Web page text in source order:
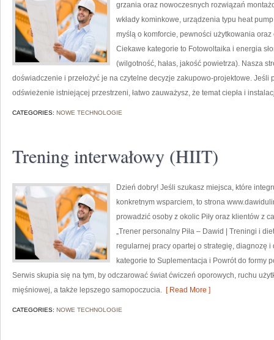
grzania oraz nowoczesnych rozwiązań
wkłady kominkowe, urządzenia typu heat
myślą o komforcie, pewności użytkowania
Ciekawe kategorie to Fotowoltaika i energia
(wilgotność, hałas, jakość powietrza). Nasza
doświadczenie i przełożyć je na czytelne decyzje zakupowo-projektowe.
odświeżenie istniejącej przestrzeni, łatwo zauważysz, że temat ciepła i
CATEGORIES: NOWE TECHNOLOGIE
Trening interwałowy (HIIT)
Dzień dobry! Jeśli szukasz miejsca, które
konkretnym wsparciem, to strona
prowadzić osoby z okolic Piły oraz klientów z
„Trener personalny Piła – Dawid | Treningi i
regularnej pracy opartej o strategię, diagnozę
kategorie to Suplementacja i Powrót do formy
Serwis skupia się na tym, by odczarować świat ćwiczeń oporowych, ruchu
mięśniowej, a także lepszego samopoczucia. [ Read More ]
CATEGORIES: NOWE TECHNOLOGIE